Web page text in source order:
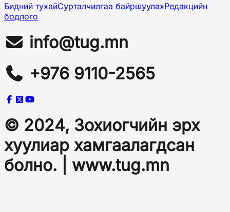
Бидний тухайСурталчилгаа байршуулахРедакцийн
бодлого
info@tug.mn
+976 9110-2565
© 2024, Зохиогчийн эрх
хуулиар хамгаалагдсан
болно. | www.tug.mn